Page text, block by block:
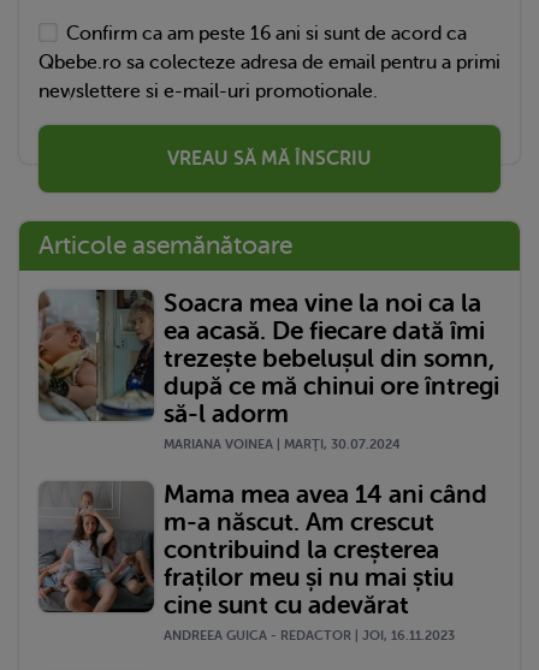
Confirm ca am peste 16 ani si sunt de acord ca
Qbebe.ro sa colecteze adresa de email pentru a primi
newslettere si e-mail-uri promotionale.
VREAU SĂ MĂ ÎNSCRIU
Articole asemănătoare
Soacra mea vine la noi ca la
ea acasă. De fiecare dată îmi
trezește bebelușul din somn,
după ce mă chinui ore întregi
să-l adorm
MARIANA VOINEA | MARŢI, 30.07.2024
Mama mea avea 14 ani când
m-a născut. Am crescut
contribuind la creșterea
fraților meu și nu mai știu
cine sunt cu adevărat
ANDREEA GUICA - REDACTOR | JOI, 16.11.2023